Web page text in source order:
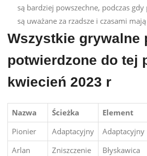
są bardziej powszechne, podczas
są uważane za rzadsze i czasami
Wszystkie grywalne
potwierdzone do tej
kwiecień 2023 r
Nazwa Ścieżka Element
Pionier
Adaptacyjny Adaptacyjny
Arlan
Zniszczenie Błyskawica